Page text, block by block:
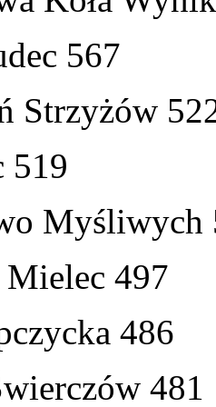
567
Strzyżów
519
Myśliwych
497
486
481